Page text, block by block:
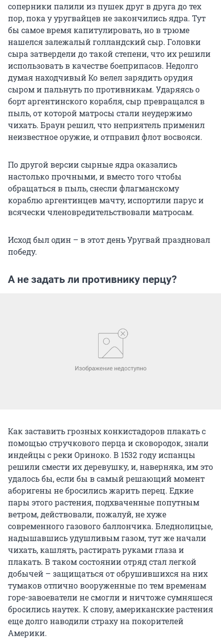
соперники палили из пушек друг в друга до тех
пор, пока у уругвайцев не закончились ядра. Тут
бы самое время капитулировать, но в трюме
нашелся залежалый голландский сыр. Головки
сыра затвердели до такой степени, что их решили
использовать в качестве боеприпасов. Недолго
думая находчивый Ко велел зарядить орудия
сыром и пальнуть по противникам. Ударяясь о
борт аргентинского корабля, сыр превращался в
пыль, от которой матросы стали неудержимо
чихать. Браун решил, что неприятель применил
неизвестное оружие, и отправил флот восвояси.
По другой версии сырные ядра оказались
настолько прочными, и вместо того чтобы
обращаться в пыль, снесли флагманскому
кораблю аргентинцев мачту, испортили парус и
всячески членовредительствовали матросам.
Исход был один – в этот день Уругвай праздновал
победу.
А не задать ли противнику перцу?
Как заставить грозных конкистадоров плакать с
помощью стручкового перца и сковородок, знали
индейцы с реки Ориноко. В 1532 году испанцы
решили смести их деревушку, и, наверняка, им это
удалось бы, если бы в самый решающий момент
аборигены не бросились жарить перец. Едкие
пары этого растения, подхваченные попутным
ветром, действовали, пожалуй, не хуже
современного газового баллончика. Бледнолицые,
надышавшись удушливым газом, тут же начали
чихать, кашлять, растирать руками глаза и
плакать. В таком состоянии отряд стал легкой
добычей – защищаться от обрушившихся на них
тумаков отлично вооруженные по тем временам
горе-завоеватели не смогли и ничтоже сумняшеся
бросились наутек. К слову, американские растения
еще долго наводили страху на покорителей
Америки.